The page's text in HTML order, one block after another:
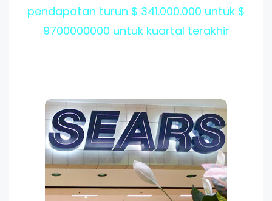
pendapatan turun $ 341.000.000 untuk $
9700000000 untuk kuartal terakhir